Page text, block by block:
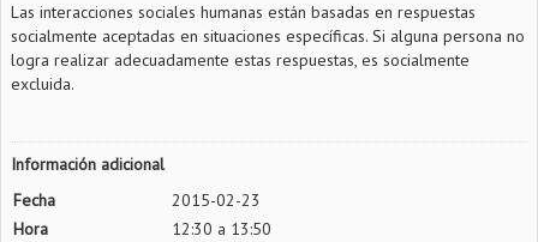
Las interacciones sociales humanas están basadas en respuestas
socialmente aceptadas en situaciones específicas. Si alguna persona no
logra realizar adecuadamente estas respuestas, es socialmente
excluida.
Información adicional
Fecha
2015-02-23
Hora
12:30 a 13:50